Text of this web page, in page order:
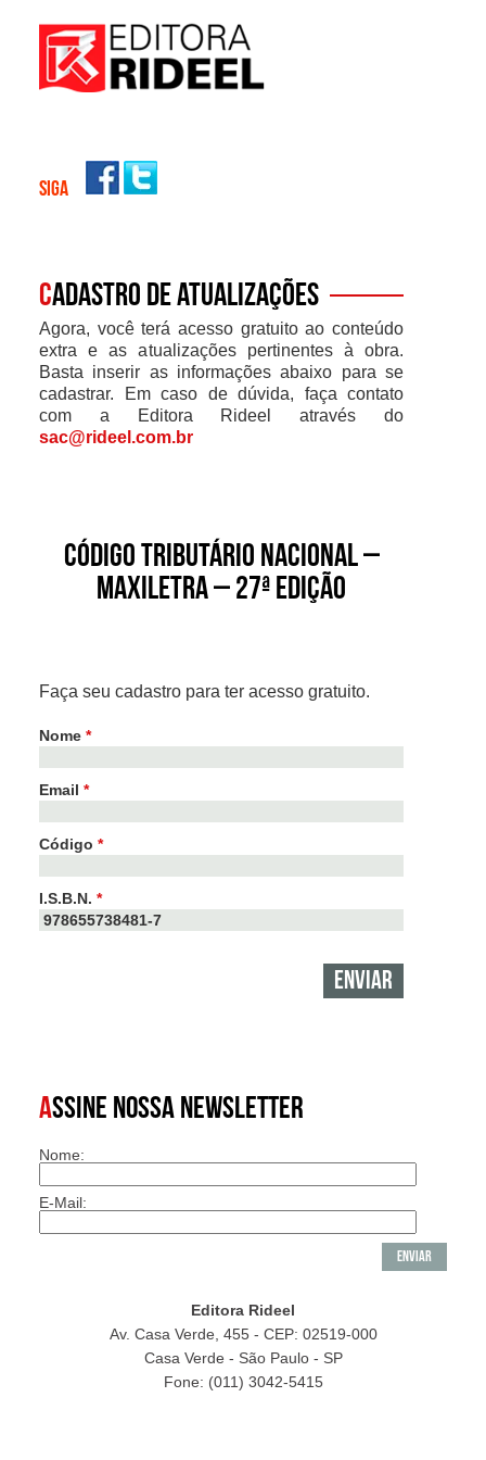
SIGA
Cadastro de atualizações
Agora, você terá acesso gratuito ao conteúdo
extra e as atualizações pertinentes à obra.
Basta inserir as informações abaixo para se
cadastrar. Em caso de dúvida, faça contato
com a Editora Rideel através do
sac@rideel.com.br
Código Tributário Nacional –
Maxiletra – 27ª edição
Faça seu cadastro para ter acesso gratuito.
Nome *
Email *
Código *
I.S.B.N. *
ASSINE NOSSA NEWSLETTER
Nome:
E-Mail:
Editora Rideel
Av. Casa Verde, 455 - CEP: 02519-000
Casa Verde - São Paulo - SP
Fone: (011) 3042-5415